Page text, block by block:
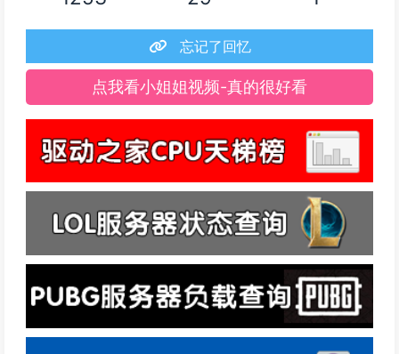
忘记了回忆
点我看小姐姐视频-真的很好看